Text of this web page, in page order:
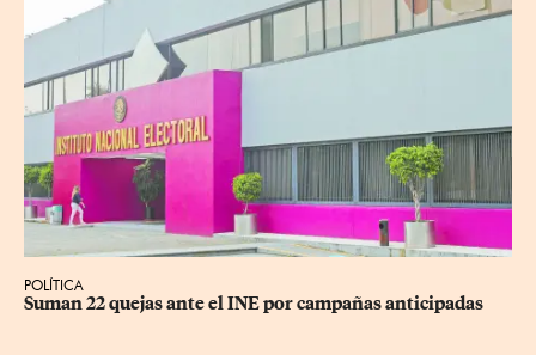
POLÍTICA
Suman 22 quejas ante el INE por campañas anticipadas